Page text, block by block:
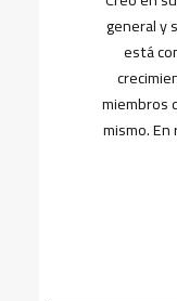
general y
está
miembros
mismo.